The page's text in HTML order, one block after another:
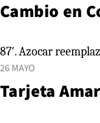
Cambio en
87′. Azocar
26 MAYO
Tarjeta